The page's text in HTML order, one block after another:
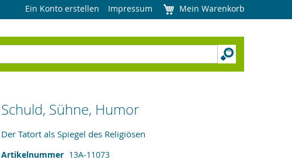
Ein Konto erstellen Impressum Mein Warenkorb
Schuld, Sühne, Humor
Der Tatort als Spiegel des Religiösen
Artikelnummer 13A-11073